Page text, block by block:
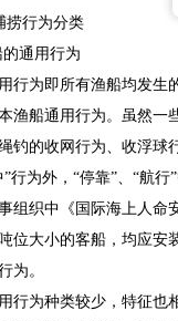
捞行为分类
的通用行为
行为即所有渔船均发生
渔船通用行为。虽然一
钓的收网行为、收浮球
”行为外，“停靠”、“航
事组织中《国际海上人
位大小的客船，均应安
为。
行为种类较少，特征也